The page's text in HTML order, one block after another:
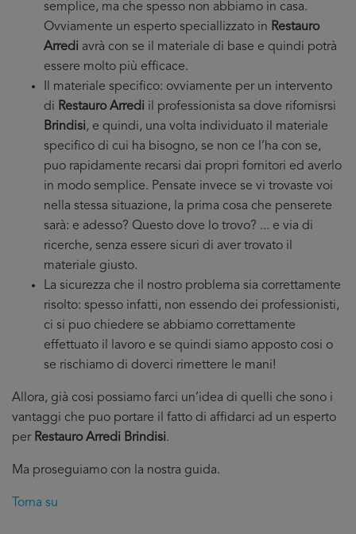
semplice, ma che spesso non abbiamo in casa.
Ovviamente un esperto speciallizzato in Restauro
Arredi avrà con se il materiale di base e quindi potrà
essere molto più efficace.
Il materiale specifico: ovviamente per un intervento
di Restauro Arredi il professionista sa dove rifornisrsi
Brindisi, e quindi, una volta individuato il materiale
specifico di cui ha bisogno, se non ce l’ha con se,
puo rapidamente recarsi dai propri fornitori ed averlo
in modo semplice. Pensate invece se vi trovaste voi
nella stessa situazione, la prima cosa che penserete
sarà: e adesso? Questo dove lo trovo? ... e via di
ricerche, senza essere sicuri di aver trovato il
materiale giusto.
La sicurezza che il nostro problema sia correttamente
risolto: spesso infatti, non essendo dei professionisti,
ci si puo chiedere se abbiamo correttamente
effettuato il lavoro e se quindi siamo apposto cosi o
se rischiamo di doverci rimettere le mani!
Allora, già cosi possiamo farci un’idea di quelli che sono i
vantaggi che puo portare il fatto di affidarci ad un esperto
per Restauro Arredi Brindisi.
Ma proseguiamo con la nostra guida.
Torna su